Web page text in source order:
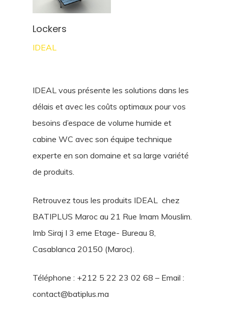
Lockers
IDEAL
IDEAL vous présente les solutions dans les
délais et avec les coûts optimaux pour vos
besoins d’espace de volume humide et
cabine WC avec son équipe technique
experte en son domaine et sa large variété
de produits.
Retrouvez tous les produits IDEAL chez
BATIPLUS Maroc au 21 Rue Imam Mouslim.
Imb Siraj I 3 eme Etage- Bureau 8,
Casablanca 20150 (Maroc).
Téléphone : +212 5 22 23 02 68 – Email :
contact@batiplus.ma